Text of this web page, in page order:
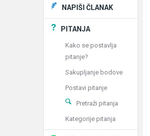
NAPIŠI ČLANAK
PITANJA
Kako se postavlja
pitanje?
Sakupljanje bodove
Postavi pitanje
Pretraži pitanja
Kategorije pitanja